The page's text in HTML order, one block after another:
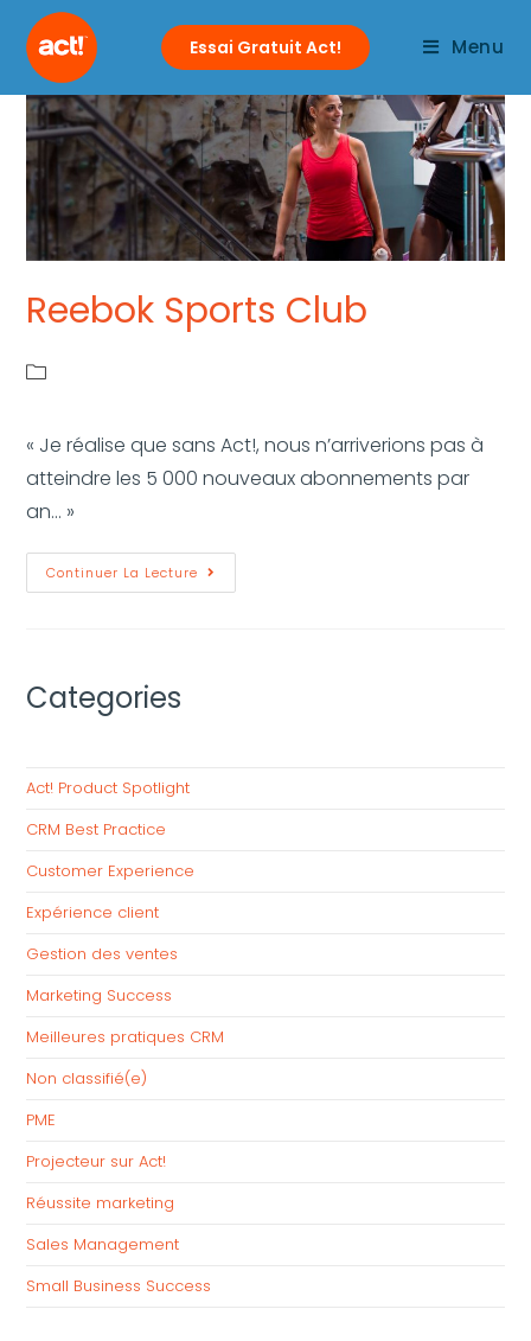
Menu
Essai Gratuit Act!
Reebok Sports Club
« Je réalise que sans Act!, nous n’arriverions pas à
atteindre les 5 000 nouveaux abonnements par
an... »
Continuer La Lecture
Categories
Act! Product Spotlight
CRM Best Practice
Customer Experience
Expérience client
Gestion des ventes
Marketing Success
Meilleures pratiques CRM
Non classifié(e)
PME
Projecteur sur Act!
Réussite marketing
Sales Management
Small Business Success